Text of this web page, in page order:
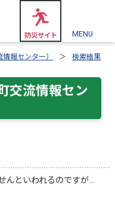
防災サイト MENU
報センター）
検索結果
交流情報セン
んといわれるのですが…